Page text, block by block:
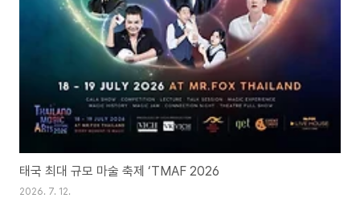
태국 최대 규모 마술 축제 ‘TMAF 2026
2026. 7. 12.